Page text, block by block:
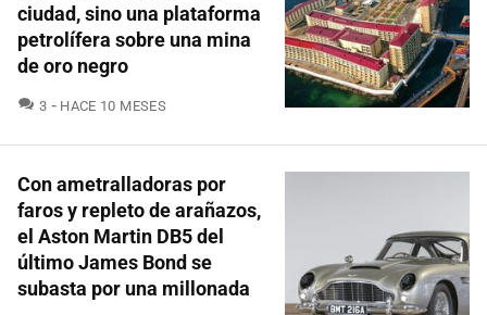
ciudad, sino una plataforma
petrolífera sobre una mina
de oro negro
3 COMENTARIOS
HACE 10 MESES
Con ametralladoras por
faros y repleto de arañazos,
el Aston Martin DB5 del
último James Bond se
subasta por una millonada